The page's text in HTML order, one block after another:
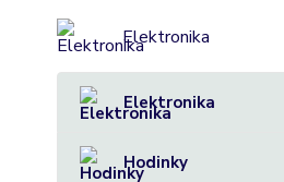
Elektronika
Elektronika
Hodinky